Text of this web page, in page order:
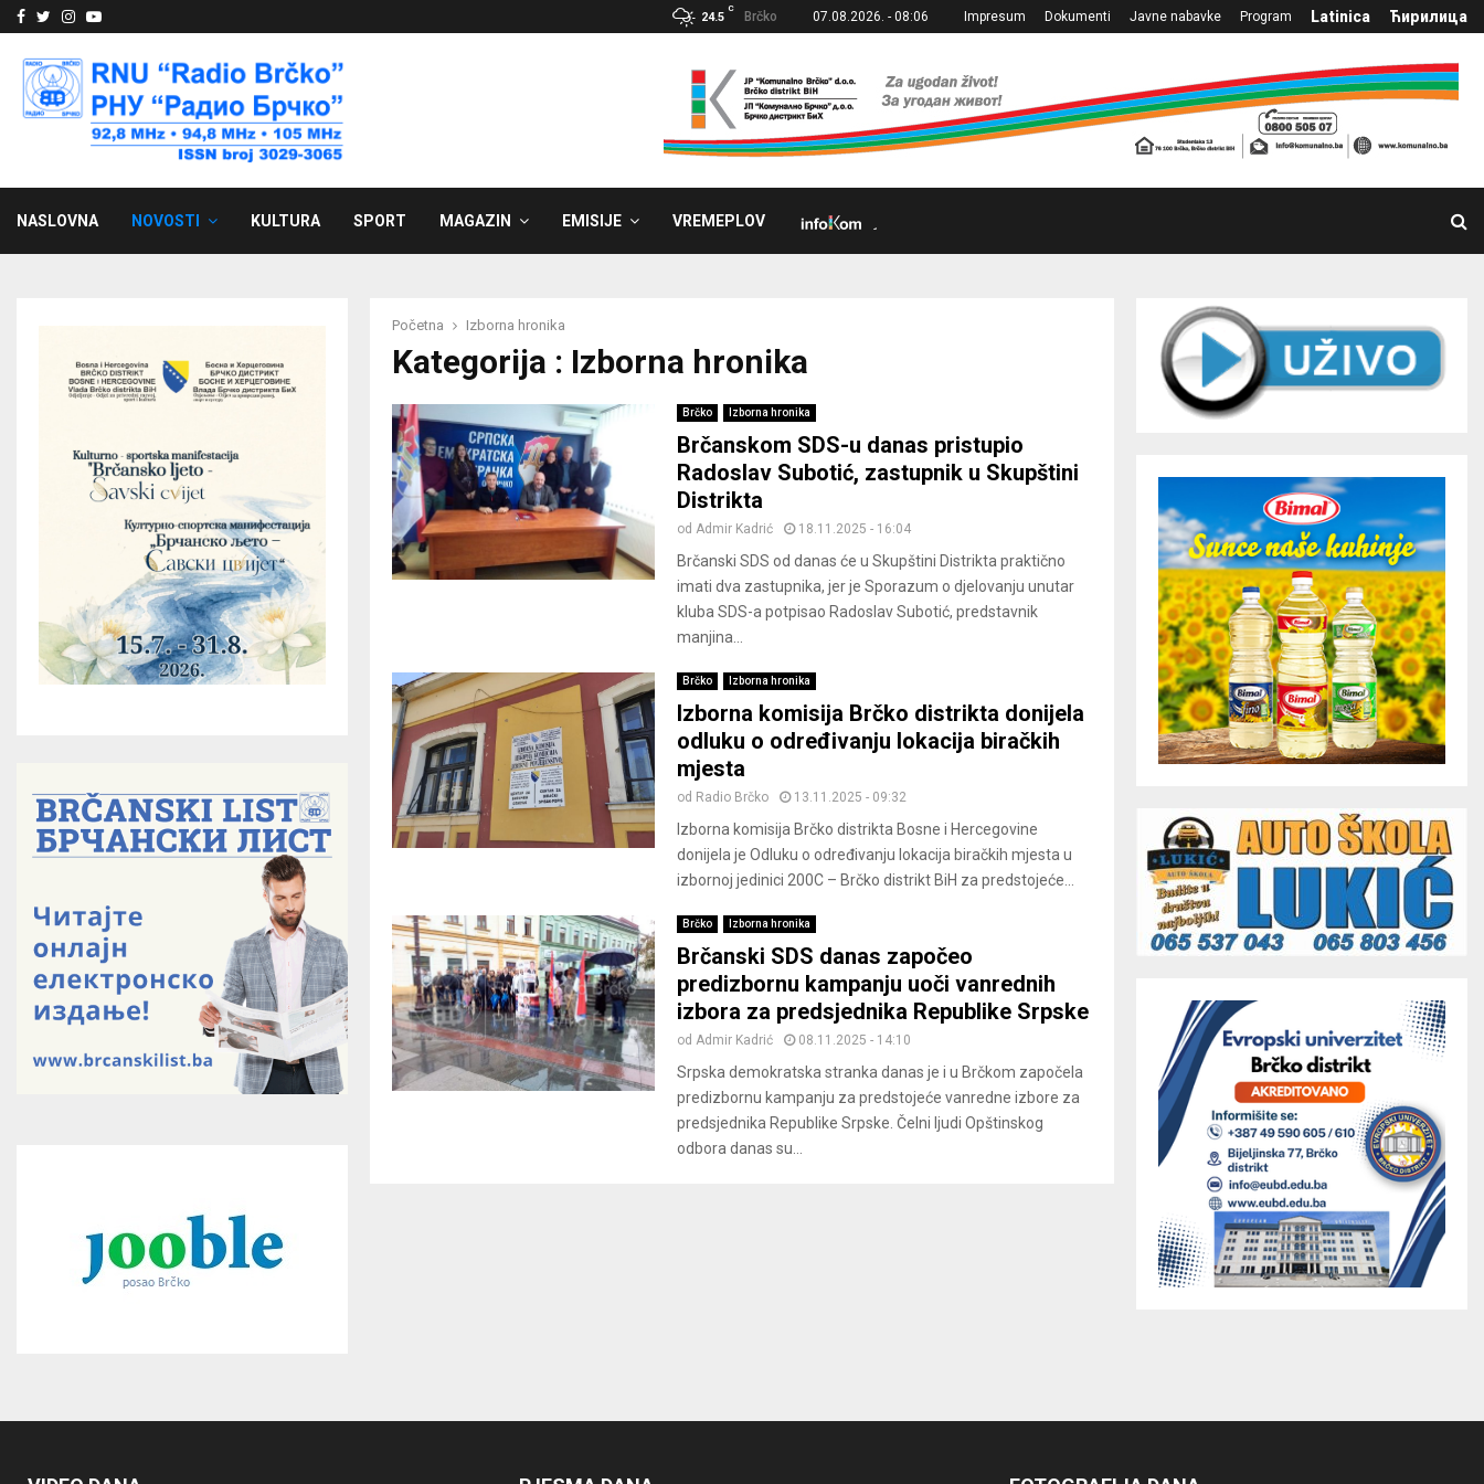
Facebook
Twitter
Instagram
Youtube 24.5
C
Brčko 07.08.2026. - 08:06 Impresum Dokumenti Javne nabavke Program Latinica Ћирилица
NASLOVNA NOVOSTI KULTURA SPORT MAGAZIN EMISIJE VREMEPLOV
Početna Izborna hronika
Kategorija : Izborna hronika
Brčko Izborna hronika
Brčanskom SDS-u danas pristupio
Radoslav Subotić, zastupnik u Skupštini
Distrikta
od Admir Kadrić 18.11.2025 - 16:04
Brčanski SDS od danas će u Skupštini Distrikta praktično
imati dva zastupnika, jer je Sporazum o djelovanju unutar
kluba SDS-a potpisao Radoslav Subotić, predstavnik
manjina...
Brčko Izborna hronika
Izborna komisija Brčko distrikta donijela
odluku o određivanju lokacija biračkih
mjesta
od Radio Brčko 13.11.2025 - 09:32
Izborna komisija Brčko distrikta Bosne i Hercegovine
donijela je Odluku o određivanju lokacija biračkih mjesta u
izbornoj jedinici 200C – Brčko distrikt BiH za predstojeće...
Brčko Izborna hronika
Brčanski SDS danas započeo
predizbornu kampanju uoči vanrednih
izbora za predsjednika Republike Srpske
od Admir Kadrić 08.11.2025 - 14:10
Srpska demokratska stranka danas je i u Brčkom započela
predizbornu kampanju za predstojeće vanredne izbore za
predsjednika Republike Srpske. Čelni ljudi Opštinskog
odbora danas su...